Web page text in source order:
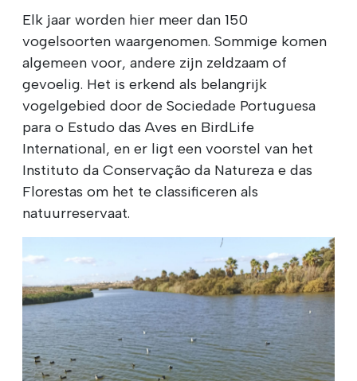
Elk jaar worden hier meer dan 150
vogelsoorten waargenomen. Sommige komen
algemeen voor, andere zijn zeldzaam of
gevoelig. Het is erkend als belangrijk
vogelgebied door de Sociedade Portuguesa
para o Estudo das Aves en BirdLife
International, en er ligt een voorstel van het
Instituto da Conservação da Natureza e das
Florestas om het te classificeren als
natuurreservaat.